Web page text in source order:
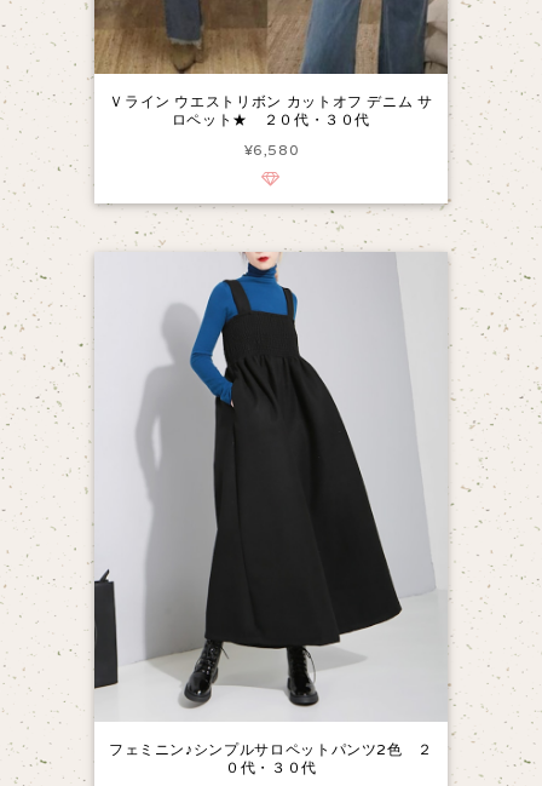
Ｖライン ウエストリボン カットオフ デニム サ
ロペット★ ２０代・３０代
¥6,580
フェミニン♪シンプルサロペットパンツ2色 ２
０代・３０代